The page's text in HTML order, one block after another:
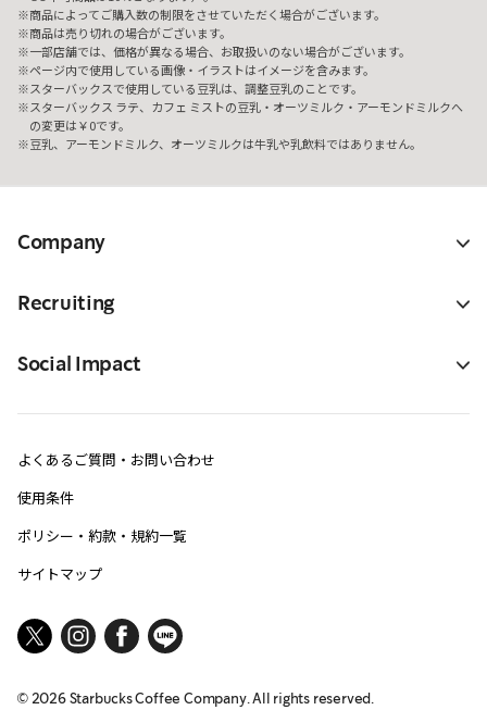
商品によってご購入数の制限をさせていただく場合がございます。
商品は売り切れの場合がございます。
一部店舗では、価格が異なる場合、お取扱いのない場合がございます。
ページ内で使用している画像・イラストはイメージを含みます。
スターバックスで使用している豆乳は、調整豆乳のことです。
スターバックス ラテ、カフェ ミストの豆乳・オーツミルク・アーモンドミルクへ
の変更は￥0です。
豆乳、アーモンドミルク、オーツミルクは牛乳や乳飲料ではありません。
Company
Recruiting
Social Impact
よくあるご質問・お問い合わせ
使用条件
ポリシー・約款・規約一覧
サイトマップ
© 2026Starbucks Coffee Company. All rights reserved.